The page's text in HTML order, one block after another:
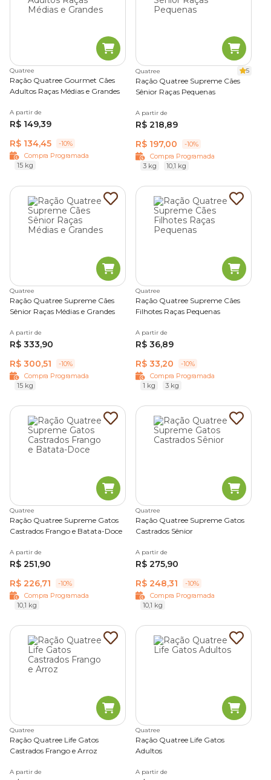
Quatree
Ração Quatree Gourmet Cães
Adultos Raças Médias e Grandes
A partir de
R$ 149,39
R$ 134,45
-10%
Compra Programada
15 kg
Quatree 5
Ração Quatree Supreme Cães
Sênior Raças Pequenas
A partir de
R$ 218,89
R$ 197,00
-10%
Compra Programada
3 kg
10,1 kg
Quatree
Ração Quatree Supreme Cães
Sênior Raças Médias e Grandes
A partir de
R$ 333,90
R$ 300,51
-10%
Compra Programada
15 kg
Quatree
Ração Quatree Supreme Cães
Filhotes Raças Pequenas
A partir de
R$ 36,89
R$ 33,20
-10%
Compra Programada
1 kg
3 kg
Quatree
Ração Quatree Supreme Gatos
Castrados Frango e Batata-Doce
A partir de
R$ 251,90
R$ 226,71
-10%
Compra Programada
10,1 kg
Quatree
Ração Quatree Supreme Gatos
Castrados Sênior
A partir de
R$ 275,90
R$ 248,31
-10%
Compra Programada
10,1 kg
Quatree
Ração Quatree Life Gatos
Castrados Frango e Arroz
A partir de
Quatree
Ração Quatree Life Gatos
Adultos
A partir de